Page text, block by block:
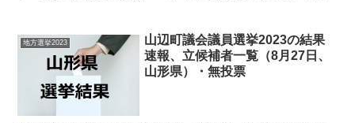
地方選挙2023
山辺町議会議員選挙2023の結果
速報、立候補者一覧（8月27日、
山形県）・無投票